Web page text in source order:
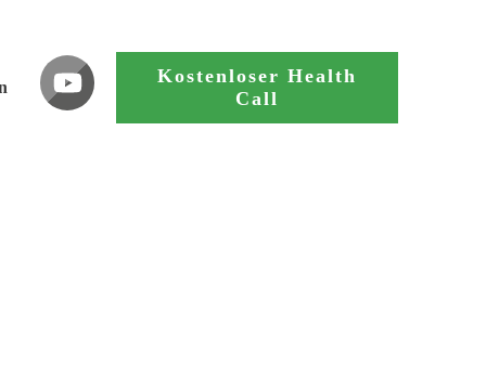
Kostenloser Health
Call